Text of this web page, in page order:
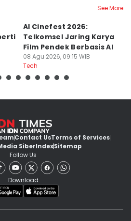
See More
AI Cinefest 2026:
Telkomsel Jaring Karya
Film Pendek Berbasis AI
08 Agu 2026, 09:15 WIB
Tech
Contact UsTerms of Services
SiberIndexSitemap
Follow Us
Download